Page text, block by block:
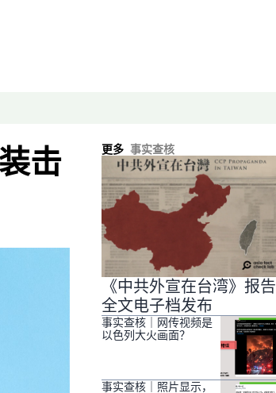
击
更多 事实查核
《中共外宣在台湾》报告
全文电子档发布
事实查核｜网传视频是
以色列大火画面？
事实查核｜照片显示，